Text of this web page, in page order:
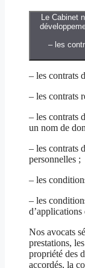
Le Cabinet
– les
– les contrats
– les contrats
– les contrats
un nom de
– les contrats
personnelles ;
– les
– les
Nos avocats
prestations,
propriété des
accordés, la